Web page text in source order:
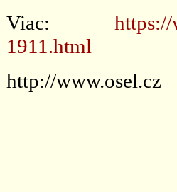
Viac:
1911.html
http://www.osel.cz